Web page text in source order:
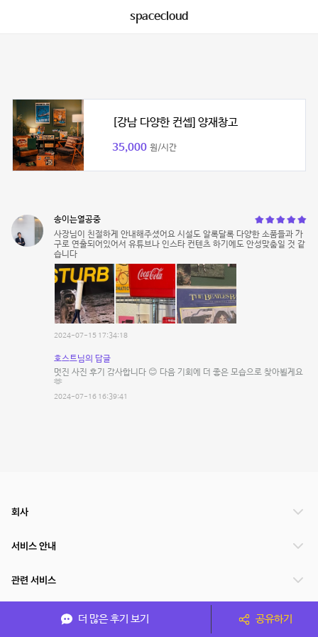
spacecloud
[강남 다양한 컨셉] 양재창고
35,000 원/시간
송이는열공중
사장님이 친절하게 안내해주셨어요 시설도 알록달록 다양한 소품들과 가
구로 연출되어있어서 유튜브나 인스타 컨텐츠 하기에도 안성맞춤일 것 같
습니다
2024-07-15 17:34:18
호스트님의 답글
멋진 사진 후기 감사합니다 😊 다음 기회에 더 좋은 모습으로 찾아뵐게요
🫶
2024-07-16 16:39:41
더 많은 후기 보기 공유하기
회사
서비스 안내
관련 서비스